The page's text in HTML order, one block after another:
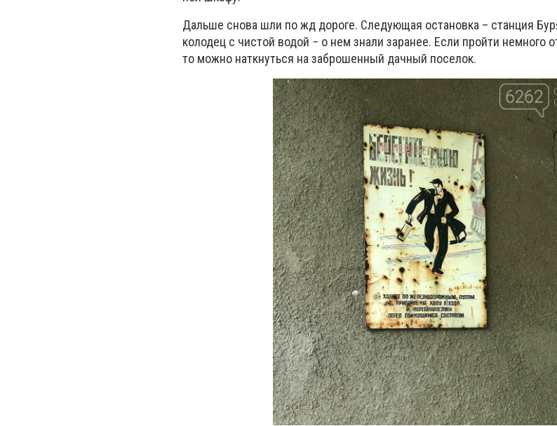
Дальше снова шли по жд дороге. Следующая остановка – станция
колодец с чистой водой − о нем знали заранее. Если пройти немного
то можно наткнуться на заброшенный дачный поселок.